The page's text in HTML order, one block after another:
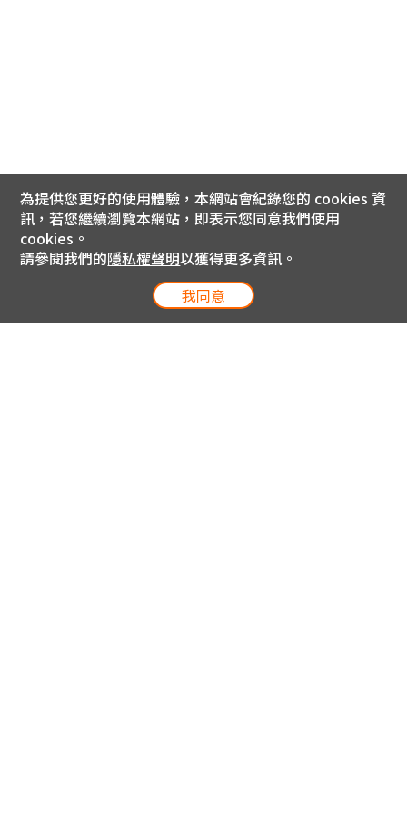
為提供您更好的使用體驗，本網站會紀錄您的 cookies 資
訊，若您繼續瀏覽本網站，即表示您同意我們使用
cookies。
請參閱我們的隱私權聲明以獲得更多資訊。
我同意